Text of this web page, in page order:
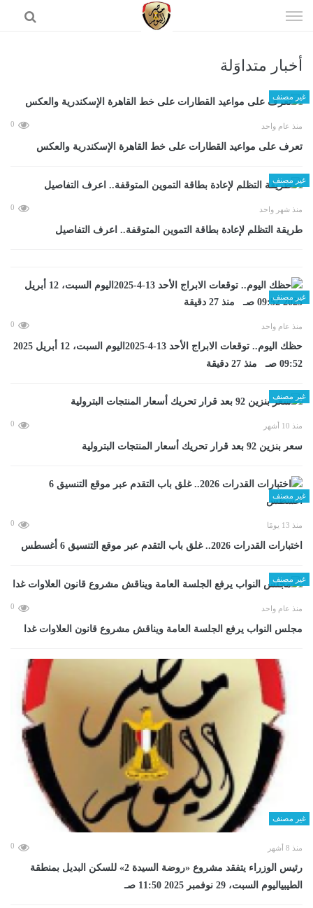
الى
أخبار متداوَلة
غير مصنف
منذ عام واحد 0
تعرف على مواعيد القطارات على خط القاهرة الإسكندرية والعكس
غير مصنف
منذ شهر واحد 0
طريقة التظلم لإعادة بطاقة التموين المتوقفة.. اعرف التفاصيل
غير مصنف
منذ عام واحد 0
حظك اليوم.. توقعات الابراج الأحد 13-4-2025اليوم السبت، 12 أبريل 2025
09:52 صـ منذ 27 دقيقة
غير مصنف
منذ 10 أشهر 0
سعر بنزين 92 بعد قرار تحريك أسعار المنتجات البترولية
غير مصنف
منذ 13 يومًا 0
اختبارات القدرات 2026.. غلق باب التقدم عبر موقع التنسيق 6 أغسطس
غير مصنف
منذ عام واحد 0
مجلس النواب يرفع الجلسة العامة ويناقش مشروع قانون العلاوات غدا
غير مصنف
منذ 8 أشهر 0
رئيس الوزراء يتفقد مشروع «روضة السيدة 2» للسكن البديل بمنطقة
الطيبياليوم السبت، 29 نوفمبر 2025 11:50 صـ